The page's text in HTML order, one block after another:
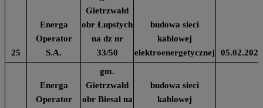
25
Energa
Operator
S.A.
Gietrzwałd
obr Łupstych
na dz nr
33/50
budowa sieci
kablowej
elektroenergetycznej
05.02.2024
Energa
Operator
gm.
Gietrzwałd
obr Biesal na
budowa sieci
kablowej